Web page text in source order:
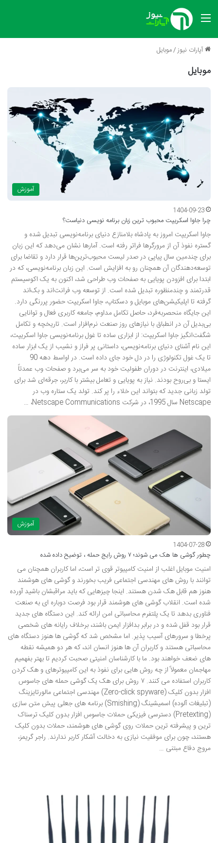
منو
آپارات نیوز/موبایل
موبایل
آموزش
1404-09-23
چرا جاوا اسکریپت محبوب ترین زبان برنامه نویسی دنیاست؟
جاوا اسکریپت امروز به پادشاه بلامنازع دنیای برنامه‌نویسی تبدیل شده و
گستره نفوذ آن از مرورگرها فراتر رفته است. آمارها نشان می‌دهد که این زبان
برای چندمین سال پیاپی در صدر لیست محبوب‌ترین‌ها قرار دارد و تقاضا برای
توسعه‌دهندگان آن همچنان رو به افزایش است. این زبان برنامه‌نویسی، که در
ابتدا برای افزودن پویایی به صفحات وب طراحی شد، اکنون به یک اکوسیستم
قدرتمند و چندمنظوره تبدیل شده است. از توسعه وب فرانت‌اند و بک‌اند
گرفته تا اپلیکیشن‌های موبایل و دسکتاپ، جاوا اسکریپت حضور پررنگی دارد.
این جایگاه منحصربه‌فرد، حاصل تکامل مداوم، جامعه کاربری فعال و توانایی
بی‌بدیل آن در انطباق با نیازهای روز صنعت نرم‌افزار است. تاریخچه و تکامل
شگفت‌انگیز جاوا اسکریپت: از ابزاری ساده تا غول برنامه‌نویسی جاوا اسکریپت،
این نام آشنای دنیای برنامه‌نویسی، داستانی پر فراز و نشیب از یک ابزار ساده
تا یک غول تکنولوژی را در دل خود جای داده است. در اواسط دهه 90
میلادی، اینترنت در دوران طفولیت خود به سر می‌برد و صفحات وب عمدتاً
ایستا و بی‌روح بودند. نیاز به پویایی و تعامل بیشتر با کاربر، جرقه‌ای شد برای
تولد زبانی جدید که بتواند این خلاء را پر کند. تولد یک ستاره وب در
Netscape سال 1995، در شرکت Netscape Communications، …
آموزش
1404-07-28
چطور گوشی ها هک می شوند؛ ۷ روش رایج حمله ، توضیح داده شده
امنیت موبایل اغلب از امنیت کامپیوتر قوی تر است، اما کاربران همچنان می
توانند با روش های مهندسی اجتماعی فریب بخورند و گوشی های هوشمند
هنوز هم قابل هک شدن هستند. اینجا چیزهایی که باید مراقبشان باشید آورده
شده است. انقلاب گوشی های هوشمند قرار بود فرصت دوباره ای به صنعت
فناوری بدهد تا یک پلتفرم محاسباتی امن ارائه کند. این دستگاه های جدید
قرار بود قفل شده و در برابر بدافزار ایمن باشند، برخلاف رایانه های شخصی
پرخطا و سرورهای آسیب پذیر. اما مشخص شد که گوشی ها هنوز دستگاه های
محاسباتی هستند و کاربران آن ها هنوز انسان اند، که هر دو همیشه نقطه
های ضعف خواهند بود. ما با کارشناسان امنیتی صحبت کردیم تا بهتر بفهمیم
مهاجمان معمولاً از چه روش هایی برای نفوذ به این کامپیوترهای و هک کردن
کاربران استفاده می کنند. ۷ روش برای هک یک گوشی حمله های جاسوس
افزار بدون کلیک (Zero-click spyware) مهندسی اجتماعی مالورتایزینگ
(تبلیغات آلوده) اسمیشینگ (Smishing) برنامه های جعلی پیش متن سازی
(Pretexting) دسترسی فیزیکی حملات جاسوس افزار بدون کلیک ترسناک
ترین و پیشرفته ترین حملات روی گوشی های هوشمند، حملات بدون کلیک
هستند، چون برای موفقیت نیازی به دخالت آشکار کاربر ندارند. راجر گریمز،
مروج دفاع مبتنی …